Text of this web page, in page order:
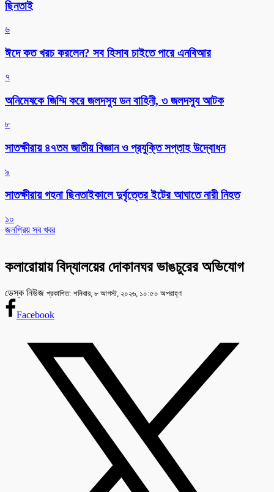
ছিনতাই
৬
ঈদে কত খরচ করলেন? সব হিসাব চাইতে পারে এনবিআর
৭
অনিমেষকে জিম্মি করে জলদস্যু ডন বাহিনী, ৩ জলদস্যু আটক
৮
সাতক্ষীরায় ৪৭তম জাতীয় বিজ্ঞান ও প্রযুক্তি সপ্তাহ উদ্বোধন
৯
সাতক্ষীরায় গহনা ছিনতাইকালে দুর্বৃত্তের ইটের আঘাতে নারী নিহত
১০
জনপ্রিয় সব খবর
কলারোয়ায় বিদ্যালয়ের দোকানঘর ভাঙচুরের অভিযোগ
ডেস্ক নিউজ প্রকাশিত: শনিবার, ৮ আগস্ট, ২০২৬, ১০:৫০ অপরাহ্ণ
Facebook